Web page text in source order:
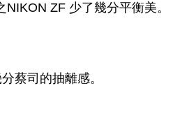
ZF 少了幾分平衡美。
蔡司的抽離感。